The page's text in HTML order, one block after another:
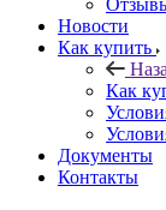
Новости
Как купить
Как
Документы
Контакты